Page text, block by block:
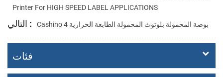
Printer For HIGH SPEED LABEL APPLICATIONS
التالي : Cashino 4 بوصة المحمولة بلوتوث المحمولة الطابعة الحرارية
فئات